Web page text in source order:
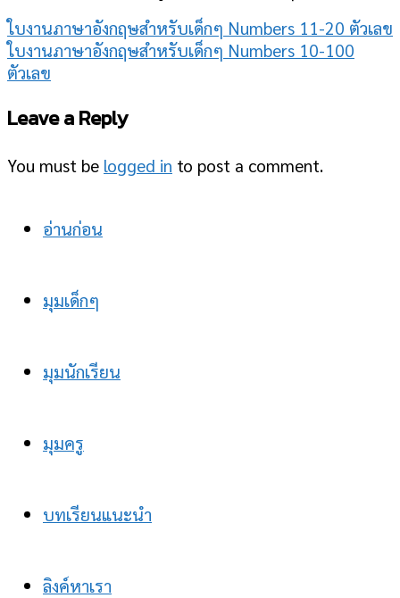
ใบงานภาษาอังกฤษสำหรับเด็กๆ Numbers 11-20 ตัวเลข
ใบงานภาษาอังกฤษสำหรับเด็กๆ Numbers 10-100
ตัวเลข
Leave a Reply
You must be logged in to post a comment.
อ่านก่อน
มุมเด็กๆ
มุมนักเรียน
มุมครู
บทเรียนแนะนำ
ลิงค์หาเรา